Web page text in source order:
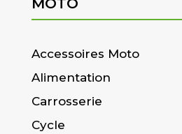
MOTO
Accessoires Moto
Alimentation
Carrosserie
Cycle